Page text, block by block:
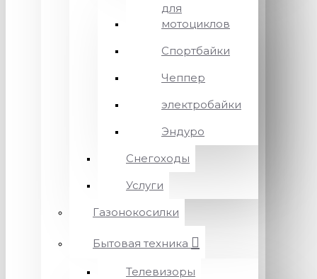
для
мотоциклов
Спортбайки
Чеппер
электробайки
Эндуро
Снегоходы
Услуги
Газонокосилки
Бытовая техника
Телевизоры